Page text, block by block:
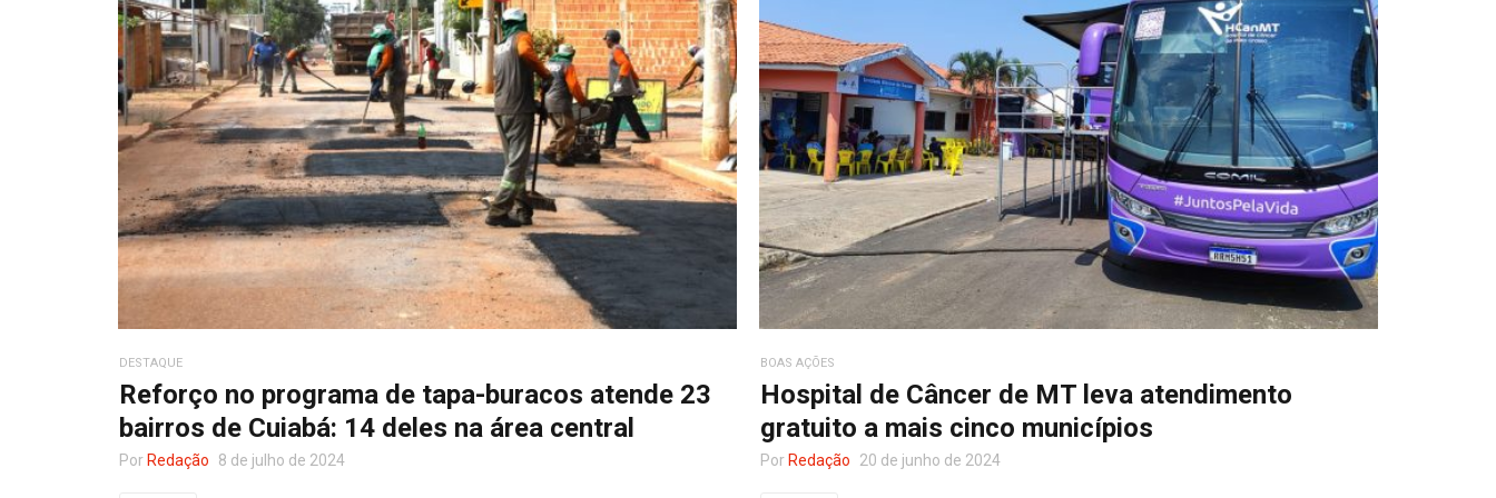
DESTAQUE
Reforço no programa de tapa-buracos atende 23
bairros de Cuiabá: 14 deles na área central
Por Redação 8 de julho de 2024
BOAS AÇÕES
Hospital de Câncer de MT leva atendimento
gratuito a mais cinco municípios
Por Redação 20 de junho de 2024